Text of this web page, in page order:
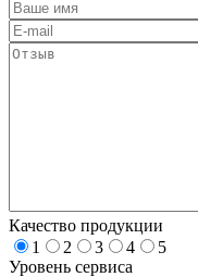
Качество продукции
1
2 3 4
5
Уровень сервиса